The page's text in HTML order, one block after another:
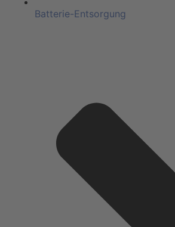
Batterie-Entsorgung